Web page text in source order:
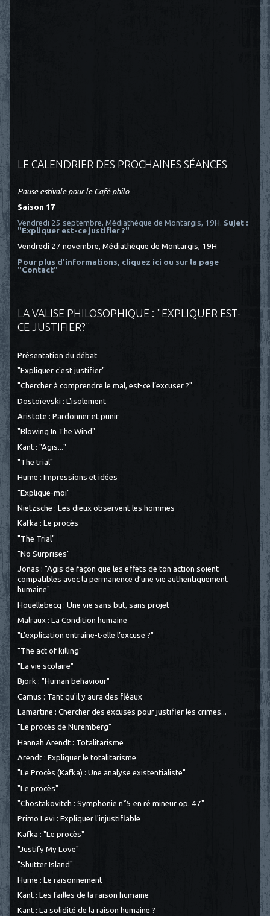
LE CALENDRIER DES PROCHAINES SÉANCES
Pause estivale pour le Café philo
Saison 17
Vendredi 25 septembre, Médiathèque de Montargis, 19H. Sujet :
"Expliquer est-ce justifier ?"
Vendredi 27 novembre, Médiathèque de Montargis, 19H
Pour plus d'informations, cliquez ici ou sur la page
"Contact"
LA VALISE PHILOSOPHIQUE : "EXPLIQUER EST-
CE JUSTIFIER?"
Présentation du débat
"Expliquer c'est justifier"
"Chercher à comprendre le mal, est-ce l’excuser ?"
Dostoïevski : L'isolement
Aristote : Pardonner et punir
"Blowing In The Wind"
Kant : "Agis..."
"The trial"
Hume : Impressions et idées
"Explique-moi"
Nietzsche : Les dieux observent les hommes
Kafka : Le procès
"The Trial"
"No Surprises"
Jonas : "Agis de façon que les effets de ton action soient
compatibles avec la permanence d’une vie authentiquement
humaine"
Houellebecq : Une vie sans but, sans projet
Malraux : La Condition humaine
"L’explication entraîne-t-elle l’excuse ?"
"The act of killing"
"La vie scolaire"
Björk : "Human behaviour"
Camus : Tant qu'il y aura des fléaux
Lamartine : Chercher des excuses pour justifier les crimes...
"Le procès de Nuremberg"
Hannah Arendt : Totalitarisme
Arendt : Expliquer le totalitarisme
"Le Procès (Kafka) : Une analyse existentialiste"
"Le procès"
"Chostakovitch : Symphonie n°5 en ré mineur op. 47"
Primo Levi : Expliquer l'injustifiable
Kafka : "Le procès"
"Justify My Love"
"Shutter Island"
Hume : Le raisonnement
Kant : Les failles de la raison humaine
Kant : La solidité de la raison humaine ?